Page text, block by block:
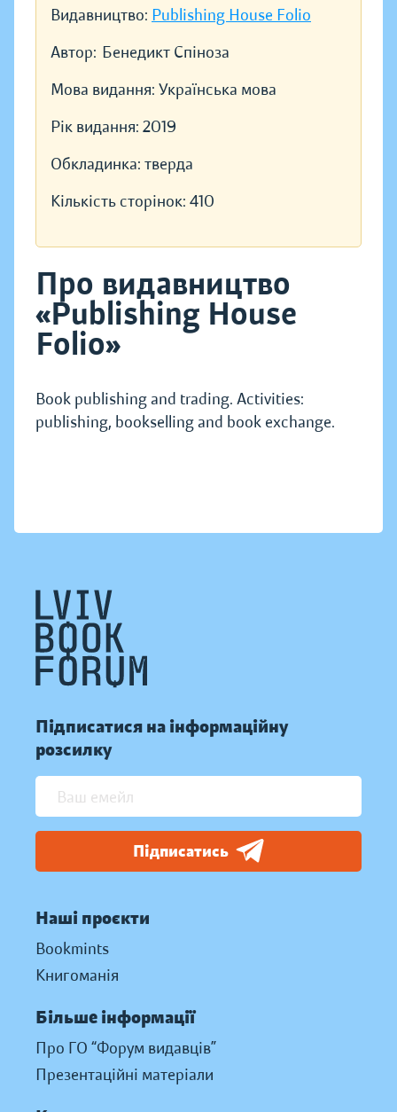
Видавництво: Publishing House Folio
Автор: Бенедикт Спіноза
Мова видання: Українська мова
Рік видання: 2019
Обкладинка: тверда
Кількість сторінок: 410
Про видавництво
«Publishing House
Folio»
Book publishing and trading. Activities:
publishing, bookselling and book exchange.
Підписатися на інформаційну
розсилку
Підписатись
Наші проєкти
Bookmints
Книгоманія
Більше інформації
Про ГО “Форум видавців”
Презентаційні матеріали